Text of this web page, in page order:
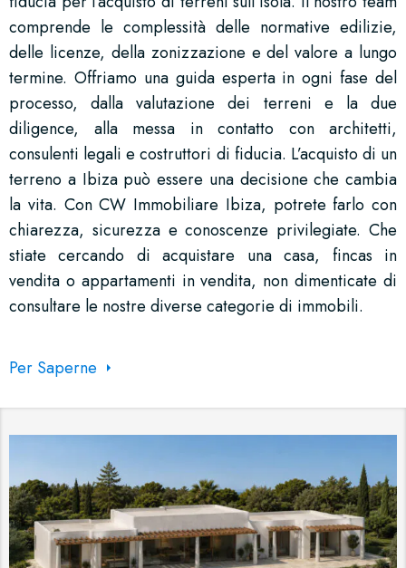
comprende le complessità delle normative edilizie,
delle licenze, della zonizzazione e del valore a lungo
termine. Offriamo una guida esperta in ogni fase del
processo, dalla valutazione dei terreni e la due
diligence, alla messa in contatto con architetti,
consulenti legali e costruttori di fiducia. L’acquisto di un
terreno a Ibiza può essere una decisione che cambia
la vita. Con CW Immobiliare Ibiza, potrete farlo con
chiarezza, sicurezza e conoscenze privilegiate. Che
stiate cercando di acquistare una casa, fincas in
vendita o appartamenti in vendita, non dimenticate di
consultare le nostre diverse categorie di immobili.
Per Saperne